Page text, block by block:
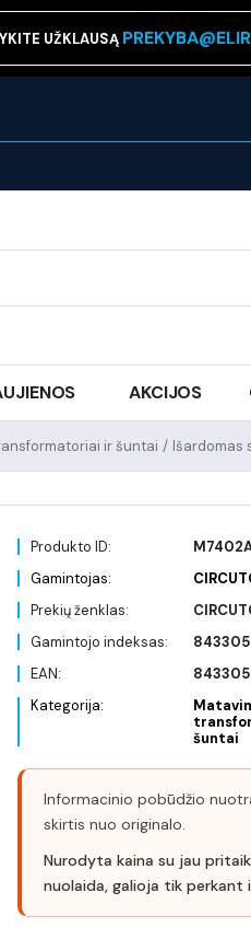
UŽKLAUSĄ
AKCIJOS
Išardomas
/
ir šuntai
Produkto ID:
Gamintojas:
Prekių ženklas:
Gamintojo indeksas:
EAN:
Kategorija:
šuntai
Informacinio pobūdžio
skirtis nuo originalo.
Nurodyta kaina su jau
nuolaida, galioja tik perkant